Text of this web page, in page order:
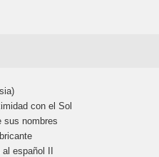
con el Sol
sus nombres
español II